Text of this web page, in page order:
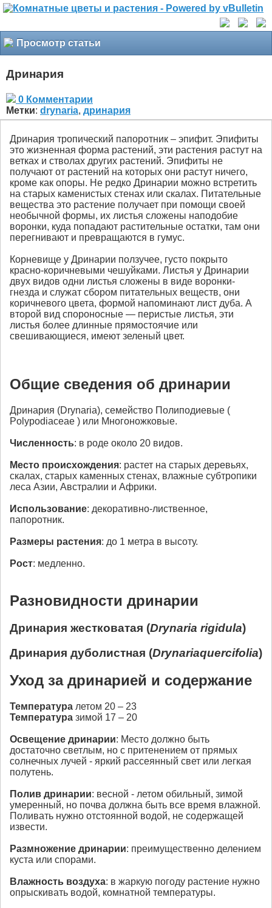
Просмотр статьи
Дринария
0 Комментарии
Метки: drynaria, дринария
Дринария тропический папоротник – эпифит. Эпифиты
это жизненная форма растений, эти растения растут на
ветках и стволах других растений. Эпифиты не
получают от растений на которых они растут ничего,
кроме как опоры. Не редко Дринарии можно встретить
на старых каменистых стенах или скалах. Питательные
вещества это растение получает при помощи своей
необычной формы, их листья сложены наподобие
воронки, куда попадают растительные остатки, там они
перегнивают и превращаются в гумус.
Корневище у Дринарии ползучее, густо покрыто
красно-коричневыми чешуйками. Листья у Дринарии
двух видов одни листья сложены в виде воронки-
гнезда и служат сбором питательных веществ, они
коричневого цвета, формой напоминают лист дуба. А
второй вид спороносные — перистые листья, эти
листья более длинные прямостоячие или
свешивающиеся, имеют зеленый цвет.
Общие сведения об дринарии
Дринария (Drynaria), семейство Полиподиевые (
Polypodiaceae ) или Многоножковые.
Численность: в роде около 20 видов.
Место происхождения: растет на старых деревьях,
скалах, старых каменных стенах, влажные субтропики
леса Азии, Австралии и Африки.
Использование: декоративно-лиственное,
папоротник.
Размеры растения: до 1 метра в высоту.
Рост: медленно.
Разновидности дринарии
Дринария жестковатая (Drynaria rigidula)
Дринария дуболистная (Drynariaquercifolia)
Уход за дринарией и содержание
Температура летом 20 – 23
Температура зимой 17 – 20
Освещение дринарии: Место должно быть
достаточно светлым, но с притенением от прямых
солнечных лучей - яркий рассеянный свет или легкая
полутень.
Полив дринарии: весной - летом обильный, зимой
умеренный, но почва должна быть все время влажной.
Поливать нужно отстоянной водой, не содержащей
извести.
Размножение дринарии: преимущественно делением
куста или спорами.
Влажность воздуха: в жаркую погоду растение нужно
опрыскивать водой, комнатной температуры.